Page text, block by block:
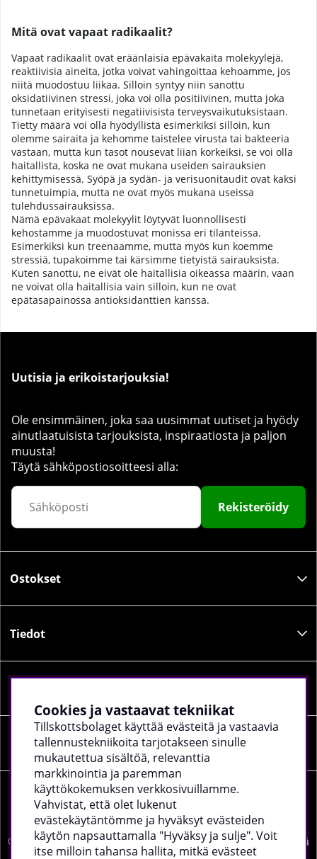
Mitä ovat vapaat radikaalit?
Vapaat radikaalit ovat eräänlaisia epävakaita molekyylejä,
reaktiivisia aineita, jotka voivat vahingoittaa kehoamme, jos
niitä muodostuu liikaa. Silloin syntyy niin sanottu
oksidatiivinen stressi, joka voi olla positiivinen, mutta joka
tunnetaan erityisesti negatiivisista terveysvaikutuksistaan.
Tietty määrä voi olla hyödyllistä esimerkiksi silloin, kun
olemme sairaita ja kehomme taistelee virusta tai bakteeria
vastaan, mutta kun tasot nousevat liian korkeiksi, se voi olla
haitallista, koska ne ovat mukana useiden sairauksien
kehittymisessä. Syöpä ja sydän- ja verisuonitaudit ovat kaksi
tunnetuimpia, mutta ne ovat myös mukana useissa
tulehdussairauksissa.
Nämä epävakaat molekyylit löytyvät luonnollisesti
kehostamme ja muodostuvat monissa eri tilanteissa.
Esimerkiksi kun treenaamme, mutta myös kun koemme
stressiä, tupakoimme tai kärsimme tietyistä sairauksista.
Kuten sanottu, ne eivät ole haitallisia oikeassa määrin, vaan
ne voivat olla haitallisia vain silloin, kun ne ovat
epätasapainossa antioksidanttien kanssa.
Uutisia ja erikoistarjouksia!
Ole ensimmäinen, joka saa uusimmat uutiset ja hyödy
ainutlaatuisista tarjouksista, inspiraatiosta ja paljon
muusta!
Täytä sähköpostiosoitteesi alla:
Rekisteröidy
Ostokset
Tiedot
Yrityksen tiedot
© 2026 tillskottsbolaget.fi. Käytämme evästeitä -lue lisää
Cookies ja vastaavat tekniikat
Tillskottsbolaget käyttää evästeitä ja vastaavia
tallennustekniikoita tarjotakseen sinulle
mukautettua sisältöä, relevanttia
markkinointia ja paremman
käyttökokemuksen verkkosivuillamme.
Vahvistat, että olet lukenut
evästekäytäntömme ja hyväksyt evästeiden
käytön napsauttamalla "Hyväksy ja sulje". Voit
itse milloin tahansa hallita, mitkä evästeet